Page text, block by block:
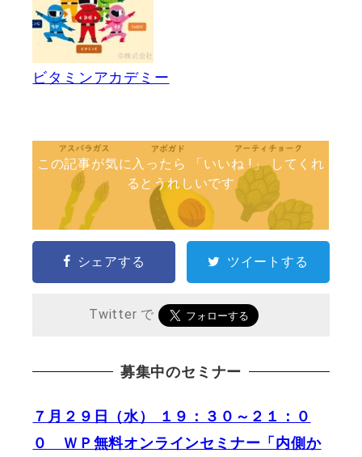
ビタミンアカデミー
この記事が気に入ったら 「いいね !」 してくれ
るとうれしいです
シェアする ツイートする
Twitter で
募集中のセミナー
７月２９日（水） １９：３０～２１：０
０ ＷＰ無料オンラインセミナー「内側か